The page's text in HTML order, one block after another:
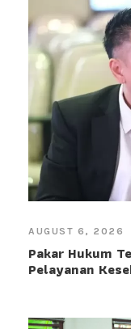
AUGUST 6, 2026
Pakar Hukum
Pelayanan